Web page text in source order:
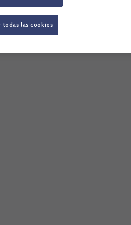
todas las cookies